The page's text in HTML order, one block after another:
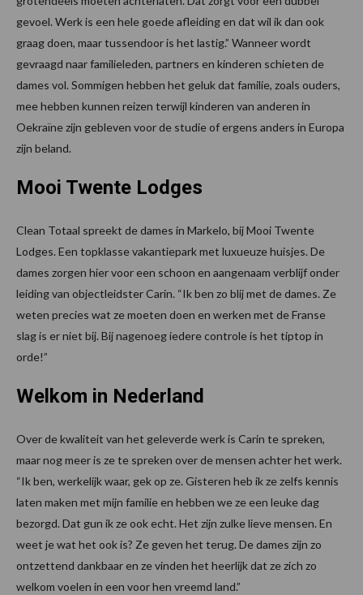
gevoel. Werk is een hele goede afleiding en dat wil ik dan ook
graag doen, maar tussendoor is het lastig.” Wanneer wordt
gevraagd naar familieleden, partners en kinderen schieten de
dames vol. Sommigen hebben het geluk dat familie, zoals ouders,
mee hebben kunnen reizen terwijl kinderen van anderen in
Oekraïne zijn gebleven voor de studie of ergens anders in Europa
zijn beland.
Mooi Twente Lodges
Clean Totaal spreekt de dames in Markelo, bij Mooi Twente
Lodges. Een topklasse vakantiepark met luxueuze huisjes. De
dames zorgen hier voor een schoon en aangenaam verblijf onder
leiding van objectleidster Carin. “Ik ben zo blij met de dames. Ze
weten precies wat ze moeten doen en werken met de Franse
slag is er niet bij. Bij nagenoeg iedere controle is het tiptop in
orde!”
Welkom in Nederland
Over de kwaliteit van het geleverde werk is Carin te spreken,
maar nog meer is ze te spreken over de mensen achter het werk.
“Ik ben, werkelijk waar, gek op ze. Gisteren heb ik ze zelfs kennis
laten maken met mijn familie en hebben we ze een leuke dag
bezorgd. Dat gun ik ze ook echt. Het zijn zulke lieve mensen. En
weet je wat het ook is? Ze geven het terug. De dames zijn zo
ontzettend dankbaar en ze vinden het heerlijk dat ze zich zo
welkom voelen in een voor hen vreemd land.”